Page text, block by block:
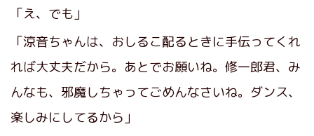
「え、でも」
「涼音ちゃんは、おしるこ配るときに手伝ってくれ
れば大丈夫だから。あとでお願いね。修一郎君、み
んなも、邪魔しちゃってごめんなさいね。ダンス、
楽しみにしてるから」